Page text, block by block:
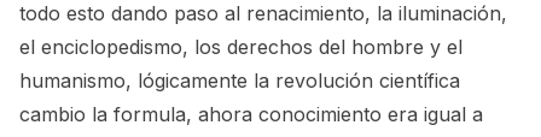
todo esto dando paso al renacimiento, la iluminación,
el enciclopedismo, los derechos del hombre y el
humanismo, lógicamente la revolución científica
cambio la formula, ahora conocimiento era igual a